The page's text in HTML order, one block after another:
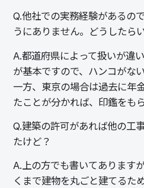
Q.他社での実務経験があるの
うにありません。どうしたら
A.都道府県によって扱いが違
が基本ですので、ハンコがな
一方、東京の場合は過去に年
たことが分かれば、印鑑をも
Q.建築の許可があれば他の工
たけど？
A.上の方でも書いてあります
くまで建物を丸ごと建てるた